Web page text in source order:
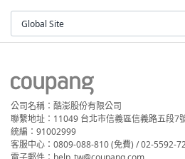
Global Site
公司名稱：酷澎股份有限公司
聯繫地址：11049 台北市信義區信義路五段7
統編：91002999
客服中心：0809-088-810 (免費) / 02-5592-